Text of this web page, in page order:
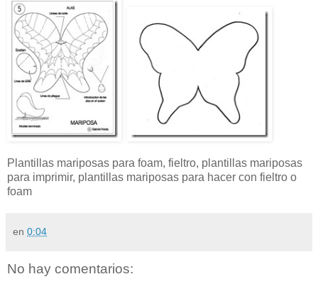
Plantillas mariposas para foam, fieltro, plantillas mariposas
para imprimir, plantillas mariposas para hacer con fieltro o
foam
en 0:04
No hay comentarios: